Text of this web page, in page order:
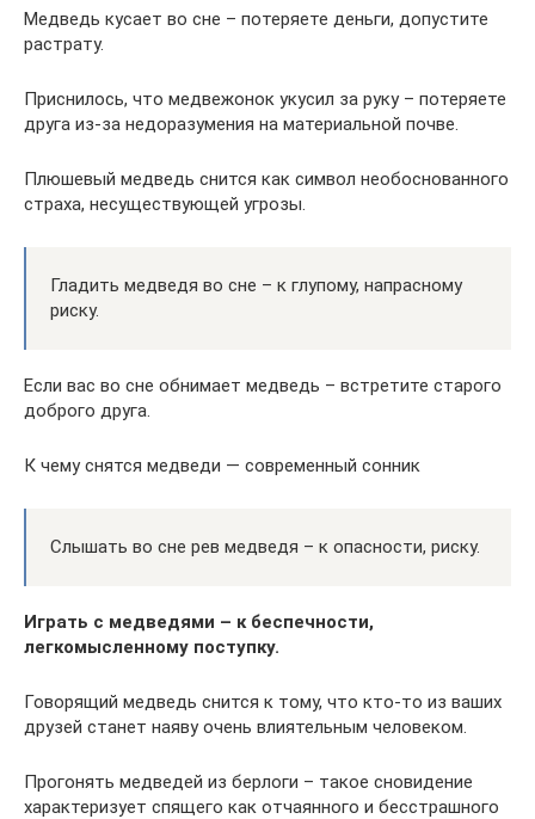
Медведь кусает во сне – потеряете деньги, допустите
растрату.
Приснилось, что медвежонок укусил за руку – потеряете
друга из-за недоразумения на материальной почве.
Плюшевый медведь снится как символ необоснованного
страха, несуществующей угрозы.
Гладить медведя во сне – к глупому, напрасному
риску.
Если вас во сне обнимает медведь – встретите старого
доброго друга.
К чему снятся медведи — современный сонник
Слышать во сне рев медведя – к опасности, риску.
Играть с медведями – к беспечности,
легкомысленному поступку.
Говорящий медведь снится к тому, что кто-то из ваших
друзей станет наяву очень влиятельным человеком.
Прогонять медведей из берлоги – такое сновидение
характеризует спящего как отчаянного и бесстрашного